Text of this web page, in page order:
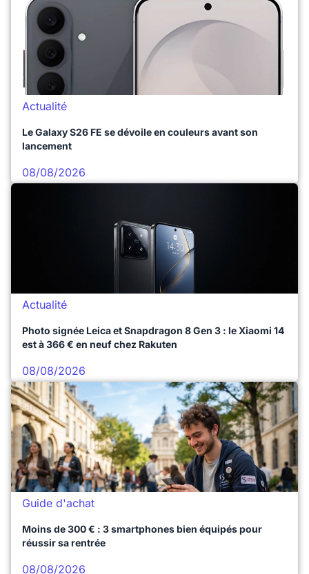
Actualité
Le Galaxy S26 FE se dévoile en couleurs avant son
lancement
08/08/2026
Actualité
Photo signée Leica et Snapdragon 8 Gen 3 : le Xiaomi 14
est à 366 € en neuf chez Rakuten
08/08/2026
Guide d'achat
Moins de 300 € : 3 smartphones bien équipés pour
réussir sa rentrée
08/08/2026